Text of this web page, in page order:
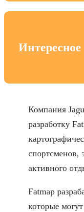
Интересное
Компания
разработку
спортсменов,
активного
Fatmap
которые